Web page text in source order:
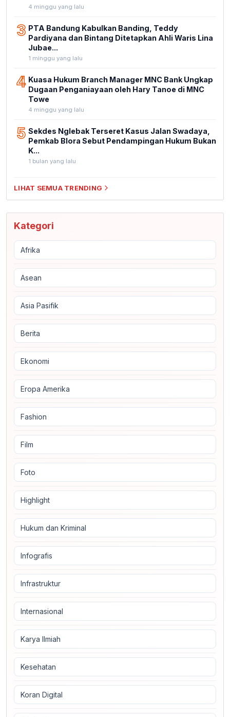
4 minggu yang lalu
3 PTA Bandung Kabulkan Banding, Teddy
Pardiyana dan Bintang Ditetapkan Ahli Waris Lina
Jubae...
1 minggu yang lalu
4 Kuasa Hukum Branch Manager MNC Bank Ungkap
Dugaan Penganiayaan oleh Hary Tanoe di MNC
Towe
4 minggu yang lalu
5 Sekdes Nglebak Terseret Kasus Jalan Swadaya,
Pemkab Blora Sebut Pendampingan Hukum Bukan
K...
1 bulan yang lalu
LIHAT SEMUA TRENDING
Kategori
Afrika
Asean
Asia Pasifik
Berita
Ekonomi
Eropa Amerika
Fashion
Film
Foto
Highlight
Hukum dan Kriminal
Infografis
Infrastruktur
Internasional
Karya Ilmiah
Kesehatan
Koran Digital